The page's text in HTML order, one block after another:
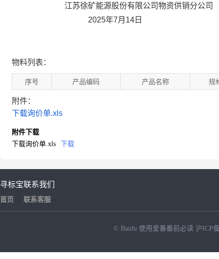
江苏徐矿能源股份有限公司物资供销分公司
2025年7月14日
物料列表：
序号 产品编码 产品名称 规
附件：
下载询价单.xls
附件下载
下载询价单.xls
下载
寻标宝
首页
联系我们
联系客服
© Baidu 使用爱番番前必读 沪ICP